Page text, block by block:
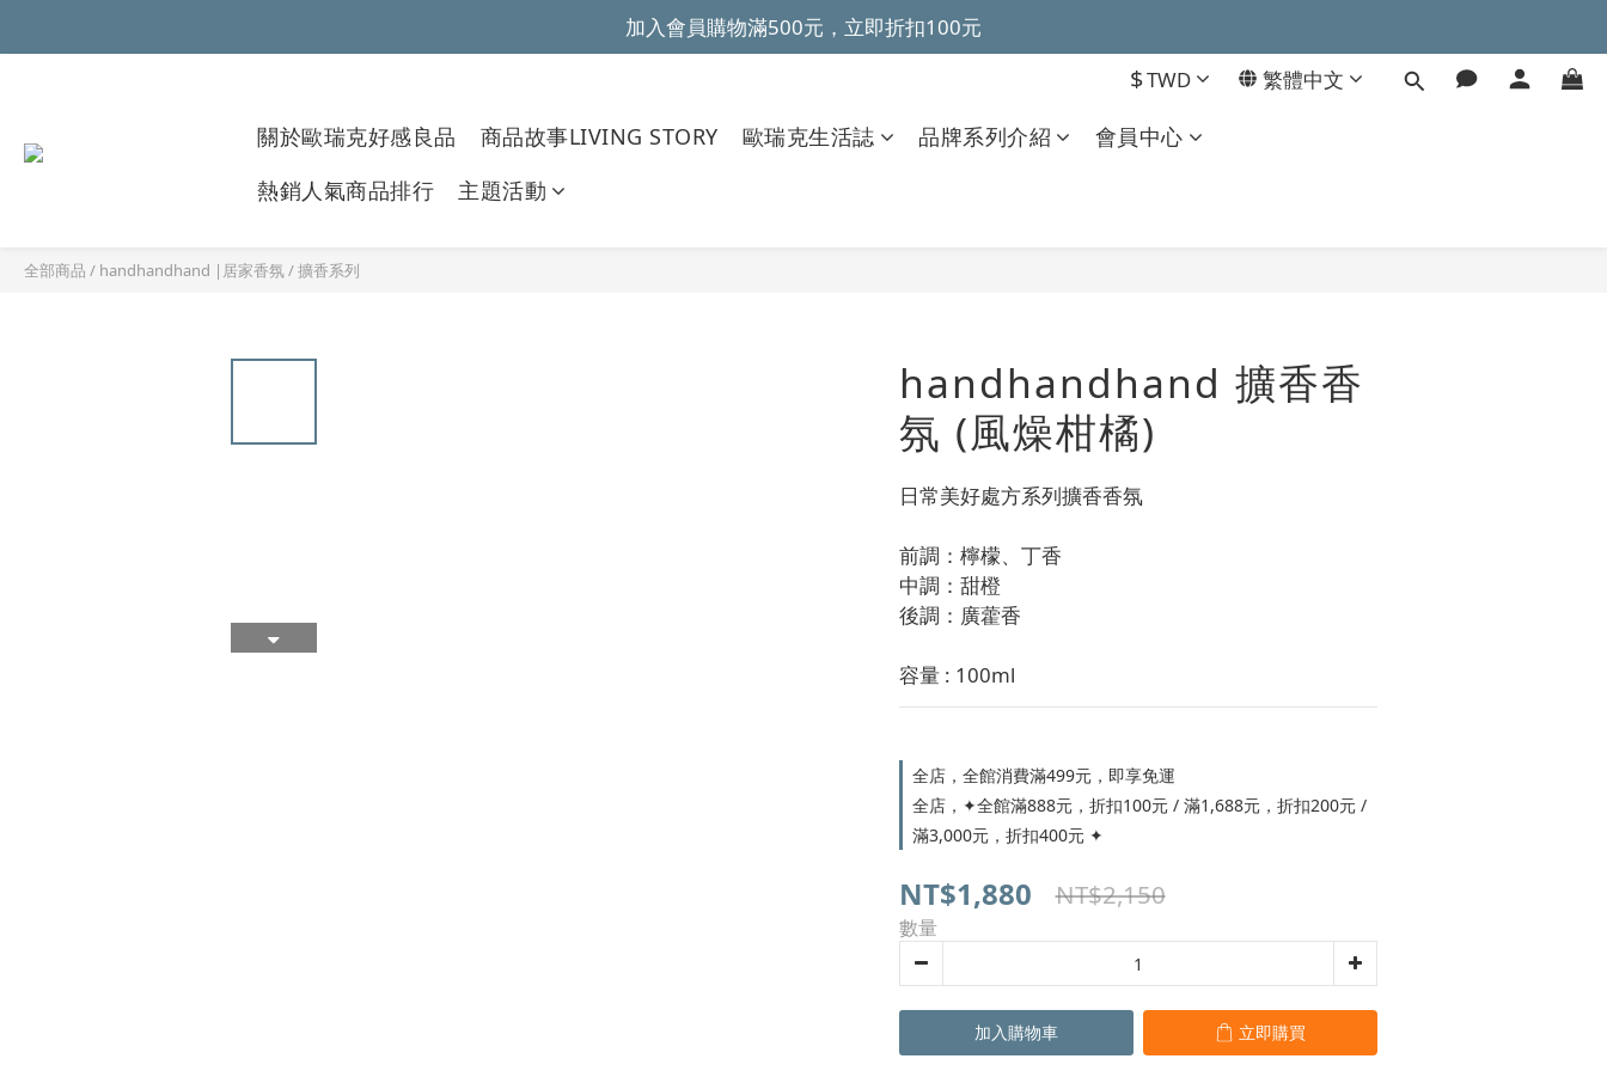
~全館滿499元免運~
加入會員購物滿500元，立即折扣100元
$TWD 繁體中文
關於歐瑞克好感良品 商品故事LIVING STORY 歐瑞克生活誌 品牌系列介紹
會員中心
熱銷人氣商品排行
主題活動
全部商品 / handhandhand |居家香氛/擴香系列
handhandhand 擴香香
氛 (風燥柑橘)
日常美好處方系列擴香香氛
前調：檸檬、丁香
中調：甜橙
後調：廣藿香
容量 : 100ml
全店，全館消費滿499元，即享免運
全店，✦全館滿888元，折扣100元 / 滿1,688元，折扣200元 /
滿3,000元，折扣400元 ✦
NT$1,880 NT$2,150
數量
加入購物車 立即購買